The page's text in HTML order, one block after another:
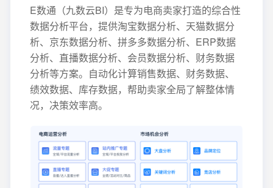
E数通（九数云BI）是专为电商卖家打造的综合性
数据分析平台，提供淘宝数据分析、天猫数据分
析、京东数据分析、拼多多数据分析、ERP数据
分析、直播数据分析、会员数据分析、财务数据
分析等方案。自动化计算销售数据、财务数据、
绩效数据、库存数据，帮助卖家全局了解整体情
况，决策效率高。